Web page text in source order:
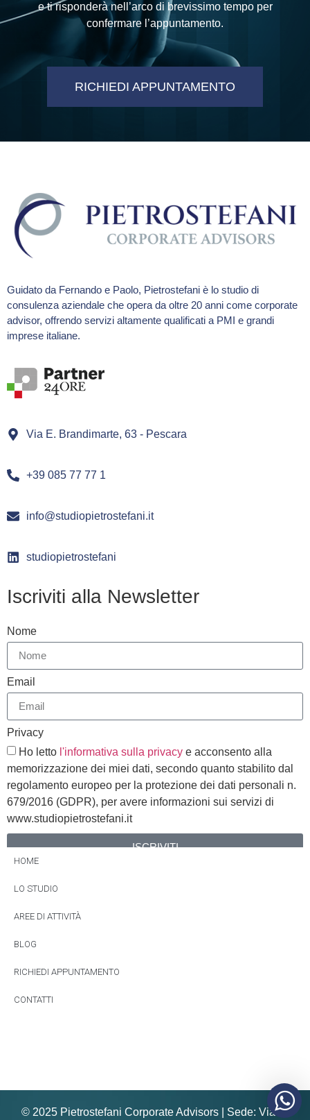
e ti risponderà nell’arco di brevissimo tempo per
confermare l’appuntamento.
RICHIEDI APPUNTAMENTO
Guidato da Fernando e Paolo, Pietrostefani è lo studio di
consulenza aziendale che opera da oltre 20 anni come corporate
advisor, offrendo servizi altamente qualificati a PMI e grandi
imprese italiane.
Via E. Brandimarte, 63 - Pescara
+39 085 77 77 1
info@studiopietrostefani.it
studiopietrostefani
Iscriviti alla Newsletter
Nome
Email
Privacy
Ho letto l'informativa sulla privacy e acconsento alla
memorizzazione dei miei dati, secondo quanto stabilito dal
regolamento europeo per la protezione dei dati personali n.
679/2016 (GDPR), per avere informazioni sui servizi di
www.studiopietrostefani.it
ISCRIVITI
HOME
LO STUDIO
AREE DI ATTIVITÀ
BLOG
RICHIEDI APPUNTAMENTO
CONTATTI
© 2025 Pietrostefani Corporate Advisors | Sede: Via E.